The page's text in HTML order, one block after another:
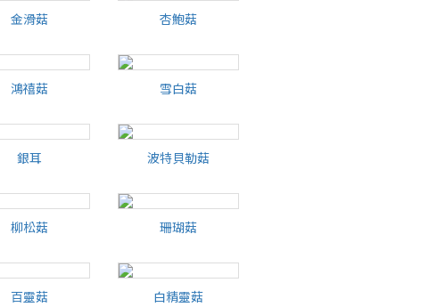
金滑菇 杏鮑菇
鴻禧菇 雪白菇
銀耳 波特貝勒菇
柳松菇 珊瑚菇
百靈菇 白精靈菇